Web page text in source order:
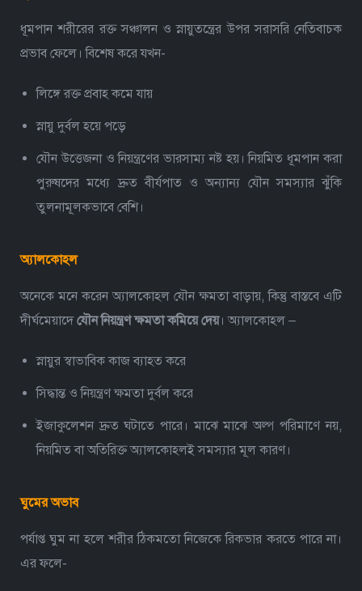
ধূমপান শরীরের রক্ত সঞ্চালন ও স্নায়ুতন্ত্রের উপর সরাসরি নেতিবাচক
প্রভাব ফেলে। বিশেষ করে যখন-
লিঙ্গে রক্ত প্রবাহ কমে যায়
স্নায়ু দুর্বল হয়ে পড়ে
যৌন উত্তেজনা ও নিয়ন্ত্রণের ভারসাম্য নষ্ট হয়।নিয়মিত ধূমপান করা
পুরুষদের মধ্যে দ্রুত বীর্যপাত ও অন্যান্য যৌন সমস্যার ঝুঁকি
তুলনামূলকভাবে বেশি।
অ্যালকোহল
অনেকে মনে করেন অ্যালকোহল যৌন ক্ষমতা বাড়ায়, কিন্তু বাস্তবে এটি
দীর্ঘমেয়াদেযৌন নিয়ন্ত্রণ ক্ষমতা কমিয়ে দেয়।অ্যালকোহল –
স্নায়ুর স্বাভাবিক কাজ ব্যাহত করে
সিদ্ধান্ত ও নিয়ন্ত্রণ ক্ষমতা দুর্বল করে
ইজাকুলেশন দ্রুত ঘটাতে পারে।মাঝে মাঝে অল্প পরিমাণে নয়,
নিয়মিত বা অতিরিক্ত অ্যালকোহলই সমস্যার মূল কারণ।
ঘুমের অভাব
পর্যাপ্ত ঘুম না হলে শরীর ঠিকমতো নিজেকে রিকভার করতে পারে না।
এর ফলে-